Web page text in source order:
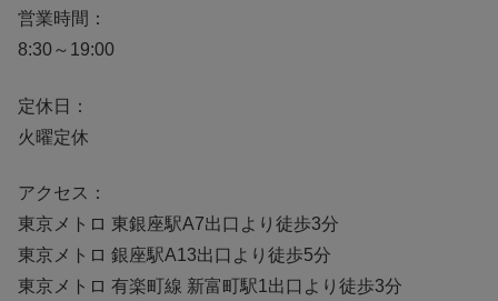
営業時間：
8:30～19:00
定休日：
火曜定休
アクセス：
東京メトロ 東銀座駅A7出口より徒歩3分
東京メトロ 銀座駅A13出口より徒歩5分
東京メトロ 有楽町線 新富町駅1出口より徒歩3分